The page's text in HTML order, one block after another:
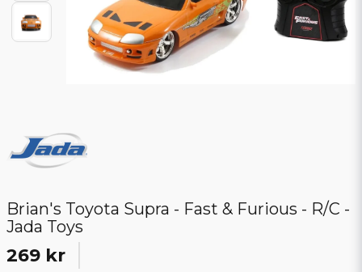
Brian's Toyota Supra - Fast & Furious - R/C -
Jada Toys
269 kr